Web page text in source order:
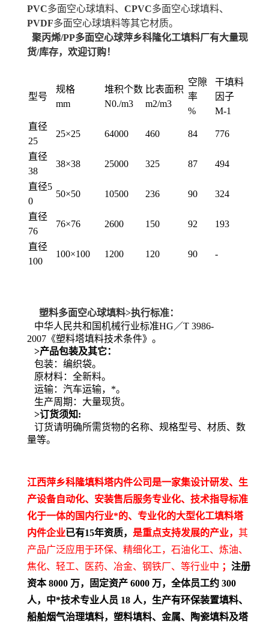
PVC多面空心球填料、 CPVC多面空心球填料、
PVDF多面空心球填料等其它材质。
聚丙烯/PP多面空心球萍乡科隆化工填料厂有大量现
货/库存，欢迎订购！
型号
规格
mm
堆积个数
N0./m3
比表面积
m2/m3
空隙
率
%
干填料
因子
M-1
直径
25
25×25 64000 460 84 776
直径
38
38×38 25000 325 87 494
直径5
0
50×50 10500 236 90 324
直径
76
76×76 2600 150 92 193
直径
100
100×100 1200 120 90 -
塑料多面空心球填料>执行标准：
中华人民共和国机械行业标准HG／T 3986-
2007《塑料塔填料技术条件》。
>产品包装及其它：
包装：编织袋。
原材料：全新料。
运输：汽车运输，*。
生产周期：大量现货。
>订货须知:
订货请明确所需货物的名称、规格型号、材质、数
量等。
江西萍乡科隆填料塔内件公司是一家集设计研发、生
产设备自动化、安装售后服务专业化、技术指导标准
化于一体的国内行业*的、专业化的大型化工填料塔
内件企业已有15年资质， 是重点支持发展的产业， 其
产品广泛应用于环保、精细化工，石油化工、炼油、
焦化、轻工、医药、冶金、钢铁厂、等行业中 ； 注册
资本 8000 万，固定资产 6000 万，全体员工约 300
人，中*技术专业人员 18 人，生产有环保装置填料、
船舶烟气治理填料，塑料填料、金属、陶瓷填料及塔